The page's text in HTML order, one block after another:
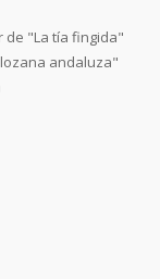
de "La tía fingida"
andaluza"